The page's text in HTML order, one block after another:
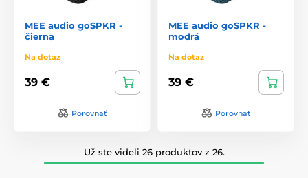
MEE audio goSPKR -
čierna
Na dotaz
39 €
Porovnať
MEE audio goSPKR -
modrá
Na dotaz
39 €
Porovnať
Už ste videli 26 produktov z 26.